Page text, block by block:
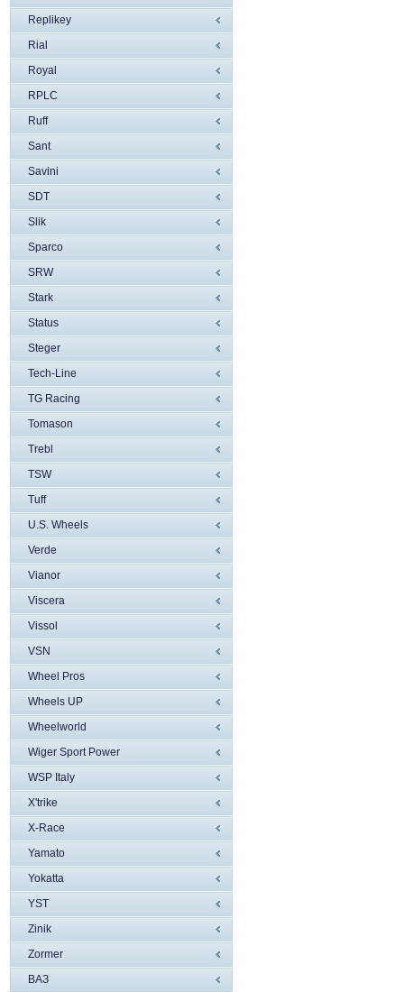
Replikey
Rial
Royal
RPLC
Ruff
Sant
Savini
SDT
Slik
Sparco
SRW
Stark
Status
Steger
Tech-Line
TG Racing
Tomason
Trebl
TSW
Tuff
U.S. Wheels
Verde
Vianor
Viscera
Vissol
VSN
Wheel Pros
Wheels UP
Wheelworld
Wiger Sport Power
WSP Italy
X'trike
X-Race
Yamato
Yokatta
YST
Zinik
Zormer
ВАЗ